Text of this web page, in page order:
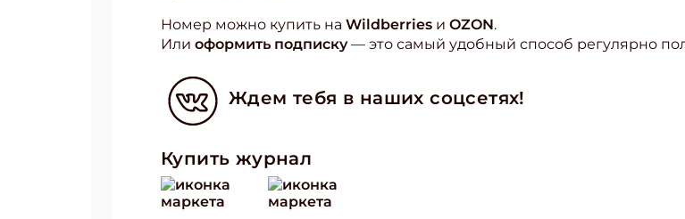
Номер можно купить на Wildberries и OZON.
Или оформить подписку— это самый удобный способ регулярно
Ждем тебя в наших соцсетях!
Купить журнал